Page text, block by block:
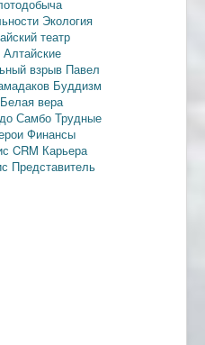
Экология
театр
Алтайские
взрыв Павел
Буддизм
Белая вера
Самбо Трудные
Финансы
CRM Карьера
Представитель